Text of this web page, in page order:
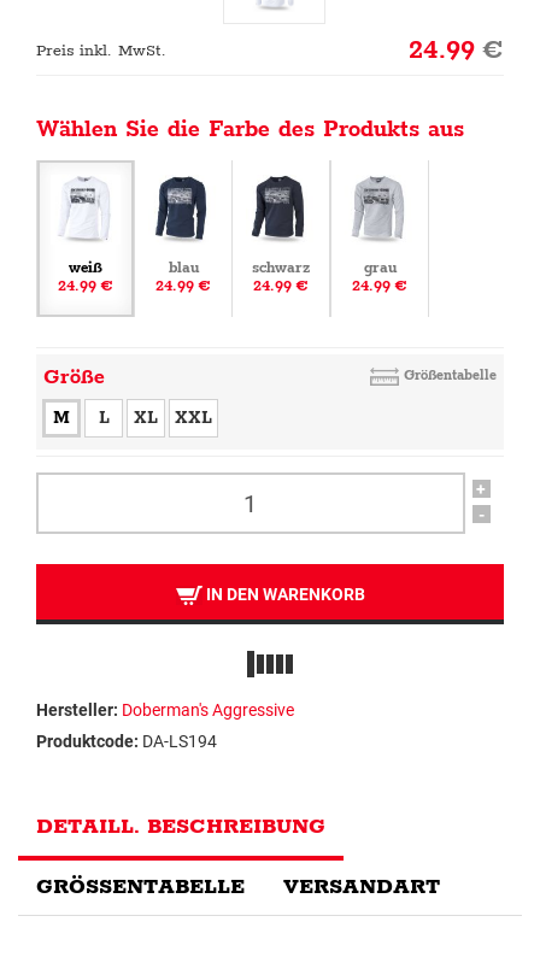
Preis inkl. MwSt. 24.99€
Wählen Sie die Farbe des Produkts aus
weiß
24.99 €
blau
24.99 €
schwarz
24.99 €
grau
24.99 €
Größe Größentabelle
M L XL XXL
+
-
IN DEN WARENKORB
Hersteller: Doberman's Aggressive
Produktcode: DA-LS194
DETAILL. BESCHREIBUNG
GRÖSSENTABELLE VERSANDART